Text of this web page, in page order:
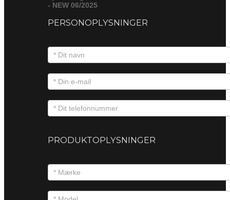
- NEW 06/2025
PERSONOPLYSNINGER
PRODUKTOPLYSNINGER